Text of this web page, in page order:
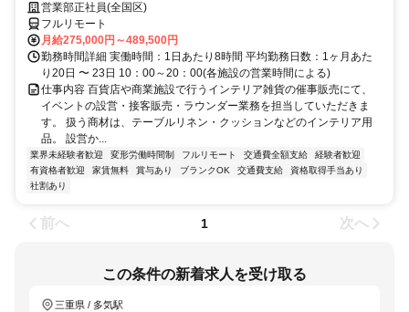
営業部正社員(全国区)
フルリモート
月給275,000円～489,500円
勤務時間詳細 実働時間：1日あたり8時間 平均勤務日数：1ヶ月あた
り20日 〜 23日 10：00～20：00(各施設の営業時間による)
仕事内容 百貨店や商業施設で行うインテリア雑貨の催事販売にて、
イベントの設営・接客販売・ラウンダー業務を担当していただきま
す。 扱う商材は、テーブルリネン・クッションなどのインテリア用
品。 設営か...
業界未経験者歓迎 変形労働時間制 フルリモート 交通費全額支給
経験者歓迎
有資格者歓迎
家賃無料 賞与あり ブランクOK 交通費支給
資格取得手当あり
社割あり
前へ 1 次へ
この条件の新着求人を受け取る
三重県 / 多気駅